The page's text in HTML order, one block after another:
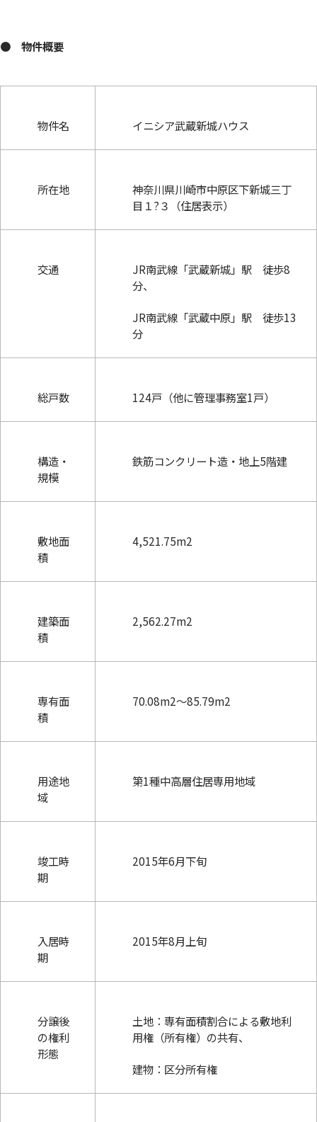
● 物件概要
物件名 イニシア武蔵新城ハウス
所在地
神奈川県川崎市中原区下新城三丁
目１?３（住居表示）
交通
JR南武線「武蔵新城」駅 徒歩8
分、
JR南武線「武蔵中原」駅 徒歩13
分
総戸数 124戸（他に管理事務室1戸）
構造・
規模
鉄筋コンクリート造・地上5階建
敷地面
積
4,521.75m2
建築面
積
2,562.27m2
専有面
積
70.08m2〜85.79m2
用途地
域
第1種中高層住居専用地域
竣工時
期
2015年6月下旬
入居時
期
2015年8月上旬
分譲後
の権利
形態
土地：専有面積割合による敷地利
用権（所有権）の共有、
建物：区分所有権